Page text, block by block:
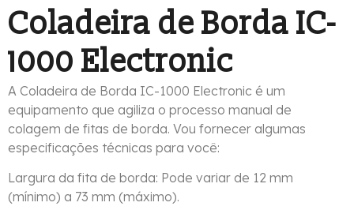
Coladeira de Borda IC-
1000 Electronic
A Coladeira de Borda IC-1000 Electronic é um
equipamento que agiliza o processo manual de
colagem de fitas de borda. Vou fornecer algumas
especificações técnicas para você:
Largura da fita de borda: Pode variar de 12 mm
(mínimo) a 73 mm (máximo).